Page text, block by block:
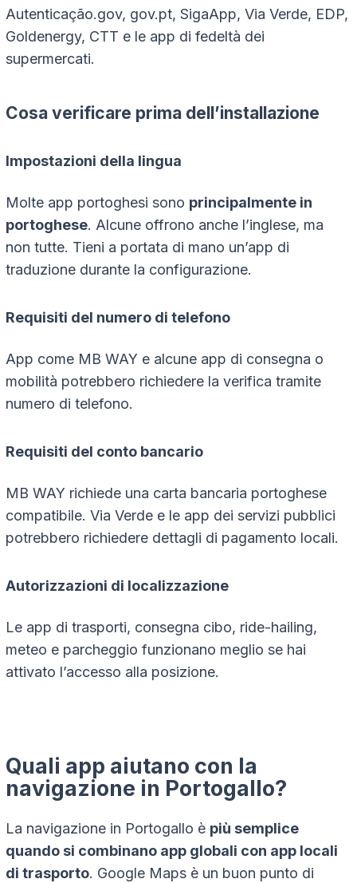
Autenticação.gov, gov.pt, SigaApp, Via Verde, EDP,
Goldenergy, CTT e le app di fedeltà dei
supermercati.
Cosa verificare prima dell’installazione
Impostazioni della lingua
Molte app portoghesi sono principalmente in
portoghese. Alcune offrono anche l’inglese, ma
non tutte. Tieni a portata di mano un’app di
traduzione durante la configurazione.
Requisiti del numero di telefono
App come MB WAY e alcune app di consegna o
mobilità potrebbero richiedere la verifica tramite
numero di telefono.
Requisiti del conto bancario
MB WAY richiede una carta bancaria portoghese
compatibile. Via Verde e le app dei servizi pubblici
potrebbero richiedere dettagli di pagamento locali.
Autorizzazioni di localizzazione
Le app di trasporti, consegna cibo, ride-hailing,
meteo e parcheggio funzionano meglio se hai
attivato l’accesso alla posizione.
Quali app aiutano con la
navigazione in Portogallo?
La navigazione in Portogallo è più semplice
quando si combinano app globali con app locali
di trasporto. Google Maps è un buon punto di